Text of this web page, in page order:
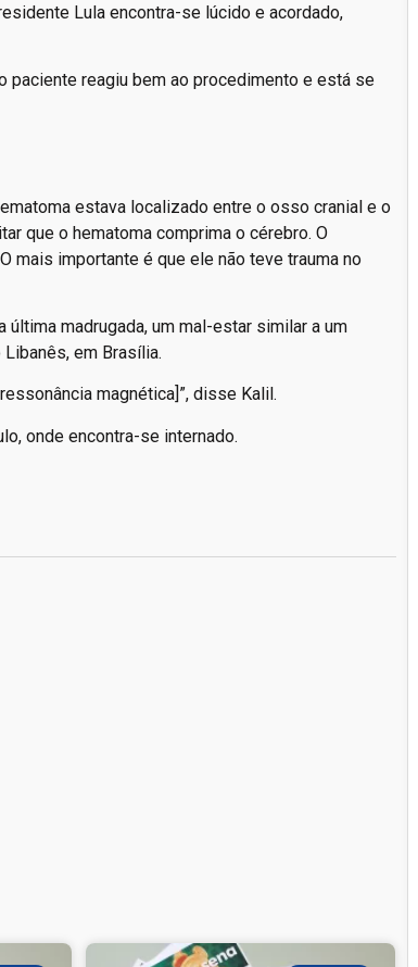
Lula encontra-se lúcido e acordado,
paciente reagiu bem ao procedimento e está se
estava localizado entre o osso cranial e o
que o hematoma comprima o cérebro. O
mais importante é que ele não teve trauma no
madrugada, um mal-estar similar a um
em Brasília.
magnética]”, disse Kalil.
onde encontra-se internado.